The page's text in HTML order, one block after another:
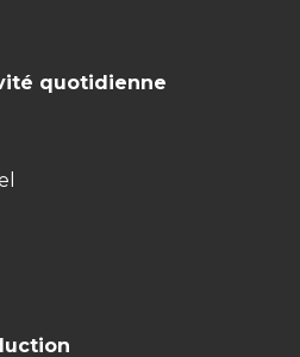
quotidienne